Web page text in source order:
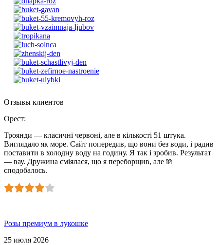
Отзывы клиентов
Орест:
Троянди — класичні червоні, але в кількості 51 штука.
Виглядало як море. Сайт попередив, що вони без води, і радив
поставити в холодну воду на годину. Я так і зробив. Результат
— вау. Дружина сміялася, що я переборщив, але їй
сподобалось.
Розы премиум в лукошке
25 июля 2026